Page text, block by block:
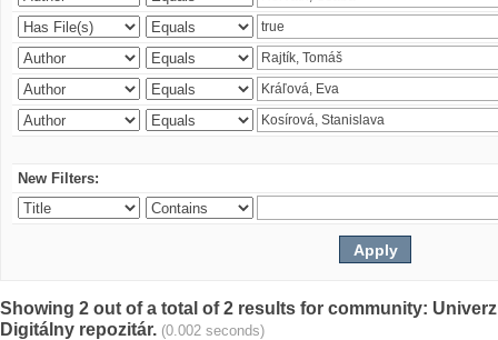
New Filters:
Showing 2 out of a total of 2 results for community:
Digitálny repozitár. (0.002 seconds)